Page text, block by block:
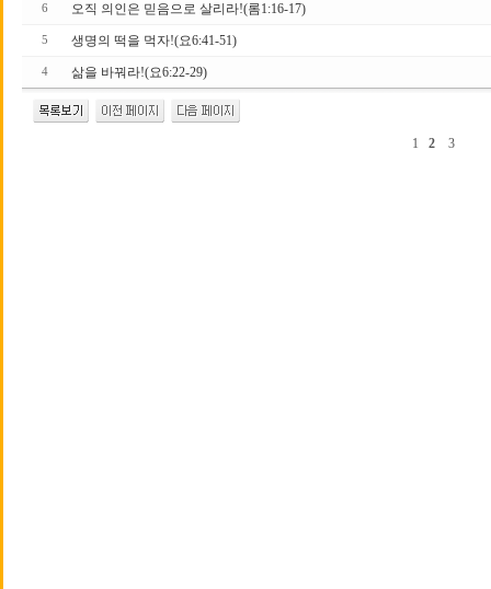
6 오직 의인은 믿음으로 살리라!(롬1:16-17)
5 생명의 떡을 먹자!(요6:41-51)
4 삶을 바꿔라!(요6:22-29)
1 2 3